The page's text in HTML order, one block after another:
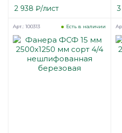
березовая
2 938 ₽/лист 3
Есть в наличии
Арт.: 100313